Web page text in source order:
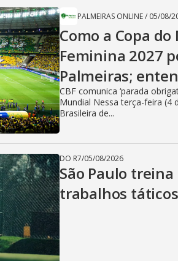
PALMEIRAS ONLINE/ 05/08/
Como a Copa
Feminina 2027
Palmeiras;
CBF comunica ‘parada
Mundial Nessa terça-feira (4
Brasileira de...
DO R7/05/08/2026
São Paulo
trabalhos táticos